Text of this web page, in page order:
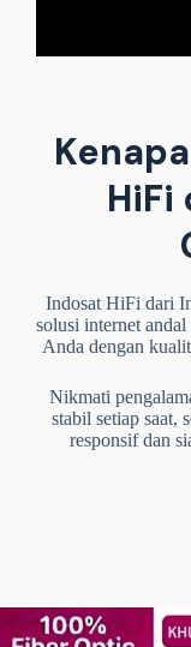
HiFi
Indosat HiFi dari
solusi internet
Anda dengan
Nikmati
stabil setiap saat,
responsif dan